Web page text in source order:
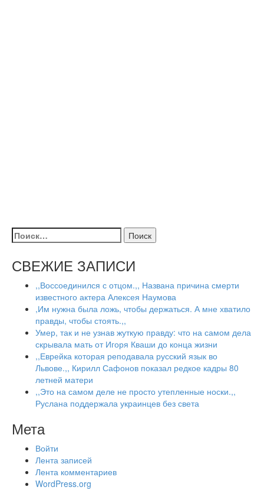
Найти:
СВЕЖИЕ ЗАПИСИ
,,Воссоединился с отцом.,, Названа причина смерти
известного актера Алексея Наумова
,Им нужна была ложь, чтобы держаться. А мне хватило
правды, чтобы стоять.,,
Умер, так и не узнав жуткую правду: что на самом дела
скрывала мать от Игоря Кваши до конца жизни
,,Еврейка которая реподавала русский язык во
Львове.,, Кирилл Сафонов показал редкое кадры 80
летней матери
,,Это на самом деле не просто утепленные носки.,,
Руслана поддержала украинцев без света
Мета
Войти
Лента записей
Лента комментариев
WordPress.org